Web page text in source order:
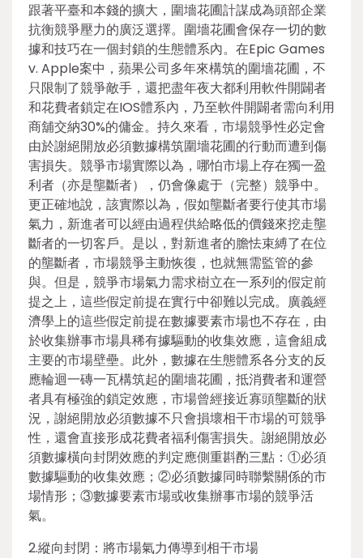
跟著平臺和本錢的擴大，圍墻花圃計謀成為頭部企業
抗衡競爭壓力的廣泛選擇。圍墻花圃會保存一切的數
據和技巧在一個封鎖的生態體系內。在Epic Games
v. Apple案中，蘋果公司多年來構筑的圍墻花圃，不
只限制了競爭敵手，還把盡年夜大都利用軟件開闢者
和花費者鎖定在IOS體系內，乃至軟件開闢者需向利用
商舖交納30%的傭金。持久來看，市場競爭性必定會
由於謝絕開放必須數據構筑圍墻花圃的行動而遭到傷
害損失。競爭市場實際以為，哪怕市場上存在獨一盈
利者（亦是壟斷者），仍會像處于（完整）競爭中。
更正確地說，該實際以為，假如壟斷者要行使其市場
氣力，新進者可以經由過程供給略低的價錢來挖走壟
斷者的一切客戶。是以，對新進者的膽怯束縛了在位
的壟斷者，市場競爭主動恢復，也就無需監管的參
與。但是，競爭市場氣力需求樹立在一系列的假定前
提之上，這些假定前提在實行中卻難以完成。廣義經
濟學上的這些假定前提在數據要素市場也不存在，由
於收集辦事市場具稀有據驅動的收集效應，這會組成
主要的市場壁壘。此外，數據在生態體系各分支的反
應輪迴一磚一瓦構筑起的圍墻花圃，抵消費者和運營
者具有極強的鎖定效應，市場曾經接近寡頭壟斷的狀
況，謝絕開放必須數據不只會損壞相干市場的可競爭
性，還會直接形成花費者福利傷害損失。謝絕開放必
須數據橫向封閉效應的判定應側重斟酌三點：①必須
數據驅動的收集效應；②必須數據同時聯繫關係的市
場情形；③數據要素市場或收集辦事市場的競爭活
氣。
2.縱向封閉：將市場氣力傳導到相干市場